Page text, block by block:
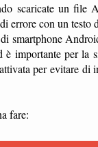
scaricate un file
errore con un testo
smartphone
importante per la
per evitare di
fare: